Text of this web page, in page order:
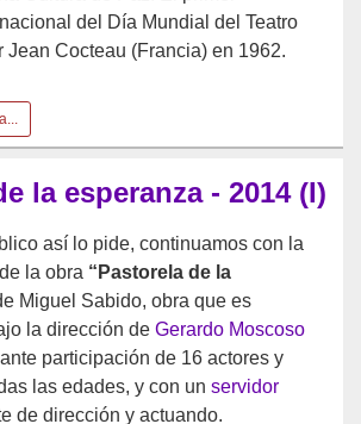
del Día Mundial del Teatro
Jean Cocteau (Francia) en 1962.
la esperanza - 2014 (I)
así lo pide, continuamos con la
la obra “Pastorela de la
Miguel Sabido, obra que es
la dirección de Gerardo Moscoso
participación de 16 actores y
las edades, y con un servidor
de dirección y actuando.